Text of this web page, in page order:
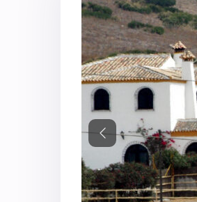
Previous